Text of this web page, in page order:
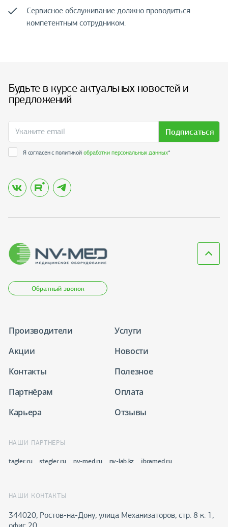
Сервисное обслуживание должно проводиться
компетентным сотрудником.
Будьте в курсе актуальных новостей и
предложений
Подписаться
Я согласен с политикойобработки персональных данных*
Обратный звонок
Производители
Услуги
Акции
Новости
Контакты
Полезное
Партнёрам
Оплата
Карьера
Отзывы
НАШИ ПАРТНЕРЫ
tagler.ru stegler.ru nv-med.ru nv-lab.kz ibramed.ru
НАШИ КОНТАКТЫ
344020, Ростов-на-Дону​, улица Механизаторов, стр. 8 к. 1,